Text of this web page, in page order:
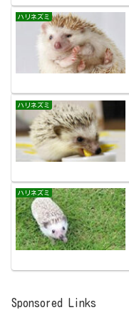
ハリネズミ
ハリネズミ
ハリネズミ
Sponsored Links